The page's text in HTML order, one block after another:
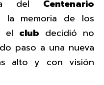
del Centenario
la memoria de los
el club decidió no
paso a una nueva
alto y con visión